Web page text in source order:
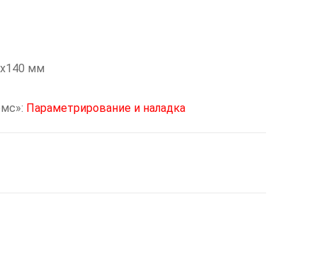
мм
Параметрирование и наладка